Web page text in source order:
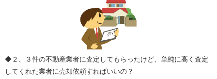
◆２、３件の不動産業者に査定してもらったけど、単純に高く査定
してくれた業者に売却依頼すればいいの？